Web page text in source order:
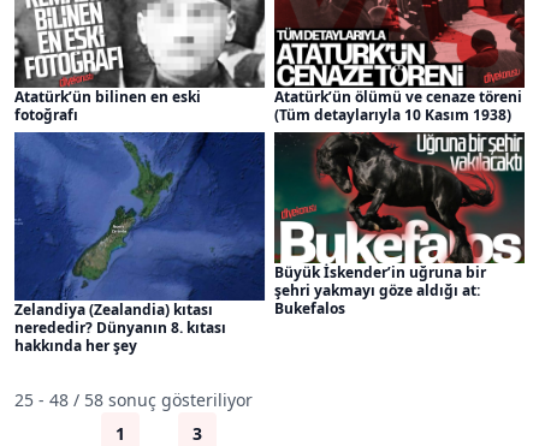
Atatürk’ün bilinen en eski
fotoğrafı
Atatürk’ün ölümü ve cenaze töreni
(Tüm detaylarıyla 10 Kasım 1938)
Zelandiya (Zealandia) kıtası
nerededir? Dünyanın 8. kıtası
hakkında her şey
Büyük İskender’in uğruna bir
şehri yakmayı göze aldığı at:
Bukefalos
25 - 48 / 58 sonuç gösteriliyor
1 3